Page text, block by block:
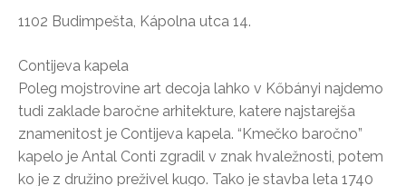
1102 Budimpešta, Kápolna utca 14.
Contijeva kapela
Poleg mojstrovine art decoja lahko v Kőbányi najdemo
tudi zaklade baročne arhitekture, katere najstarejša
znamenitost je Contijeva kapela. “Kmečko baročno”
kapelo je Antal Conti zgradil v znak hvaležnosti, potem
ko je z družino preživel kugo. Tako je stavba leta 1740